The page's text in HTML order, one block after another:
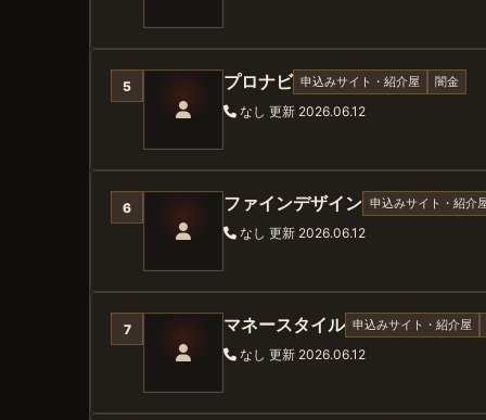
5 プロナビ 申込みサイト・紹介屋 闇金
なし 更新 2026.06.12
6 ファインデザイン 申込みサイト・紹介
なし 更新 2026.06.12
7 マネースタイル 申込みサイト・紹介屋
なし 更新 2026.06.12